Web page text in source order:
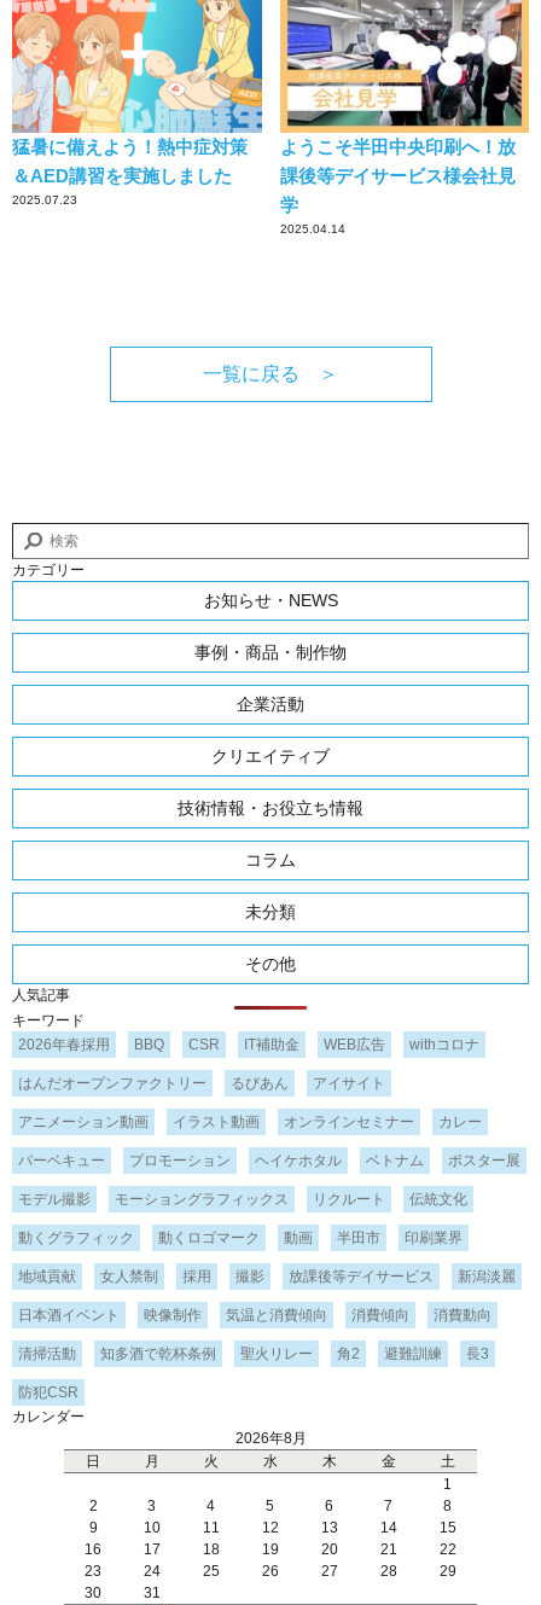
猛暑に備えよう！熱中症対策
＆AED講習を実施しました
2025.07.23
ようこそ半田中央印刷へ！放
課後等デイサービス様会社見
学
2025.04.14
一覧に戻る ＞
カテゴリー
お知らせ・NEWS
事例・商品・制作物
企業活動
クリエイティブ
技術情報・お役立ち情報
コラム
未分類
その他
人気記事
キーワード
2026年春採用
BBQ CSR IT補助金 WEB広告 withコロナ
はんだオープンファクトリー るびあん アイサイト
アニメーション動画 イラスト動画 オンラインセミナー カレー
バーベキュー プロモーション ヘイケホタル ベトナム ポスター展
モデル撮影 モーショングラフィックス リクルート 伝統文化
動くグラフィック 動くロゴマーク 動画 半田市 印刷業界
地域貢献 女人禁制 採用 撮影 放課後等デイサービス 新潟淡麗
日本酒イベント 映像制作 気温と消費傾向 消費傾向 消費動向
清掃活動 知多酒で乾杯条例 聖火リレー 角2 避難訓練 長3
防犯CSR
カレンダー
2026年8月
日
月 火 水 木 金 土
1
2
3 4 5 6 7
8
9
10 11 12 13 14
15
16
17 18 19 20 21
22
23
24 25 26 27 28
29
30
31